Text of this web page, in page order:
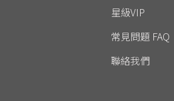
星級VIP
常見問題 FAQ
聯絡我們